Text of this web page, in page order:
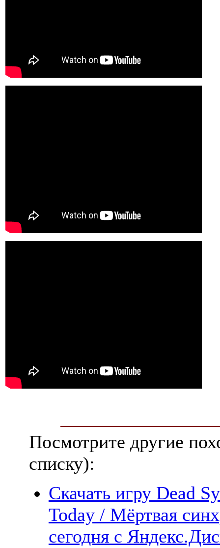
Посмотрите другие
списку):
Скачать игру Dead
Today / Мёртвая
сегодня с